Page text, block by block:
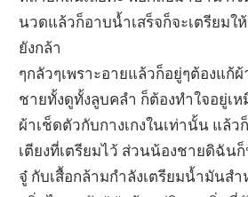
นวดแล้วก็อาบน้ำเสร็จก็จะเตรียมใ
ยังกล้า
ๆกลัวๆเพราะอายแล้วก็อยู่ๆต้องแก้ผ้
ชายทั้งดูทั้งลูบคลำ ก็ต้องทำใจอยู่เ
ผ้าเช็ดตัวกับกางเกงในเท่านั้น แล้
เตียงที่เตรียมไว้ ส่วนน้องชายดิฉัน
จู๋ กับเสื้อกล้ามกำลังเตรียมน้ำมันส